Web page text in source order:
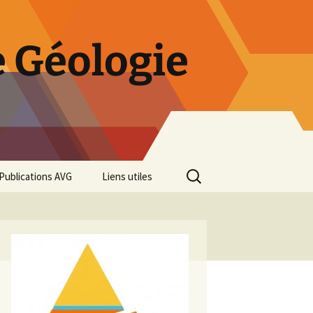
Publications AVG
Diaporama Exposition
minéralogique AVG 2016
Liens utiles
Rechercher :